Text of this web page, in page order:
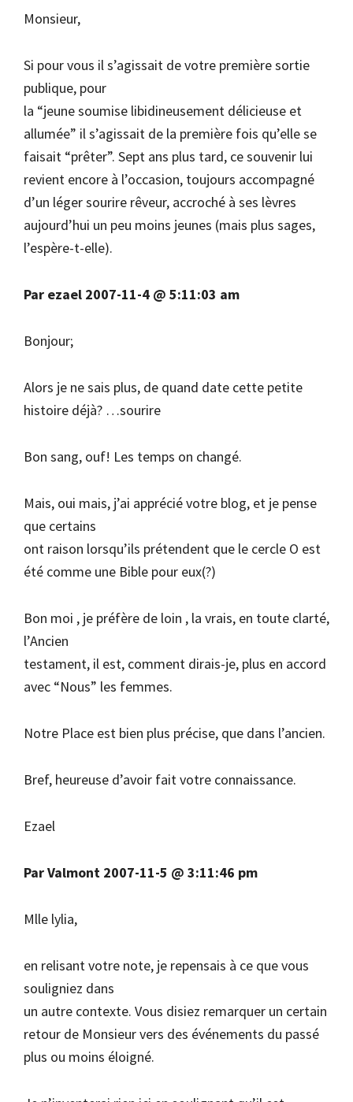
Monsieur,
Si pour vous il s’agissait de votre première sortie
publique, pour
la “jeune soumise libidineusement délicieuse et
allumée” il s’agissait de la première fois qu’elle se
faisait “prêter”. Sept ans plus tard, ce souvenir lui
revient encore à l’occasion, toujours accompagné
d’un léger sourire rêveur, accroché à ses lèvres
aujourd’hui un peu moins jeunes (mais plus sages,
l’espère-t-elle).
Par ezael 2007-11-4 @ 5:11:03 am
Bonjour;
Alors je ne sais plus, de quand date cette petite
histoire déjà? …sourire
Bon sang, ouf! Les temps on changé.
Mais, oui mais, j’ai apprécié votre blog, et je pense
que certains
ont raison lorsqu’ils prétendent que le cercle O est
été comme une Bible pour eux(?)
Bon moi , je préfère de loin , la vrais, en toute clarté,
l’Ancien
testament, il est, comment dirais-je, plus en accord
avec “Nous” les femmes.
Notre Place est bien plus précise, que dans l’ancien.
Bref, heureuse d’avoir fait votre connaissance.
Ezael
Par Valmont 2007-11-5 @ 3:11:46 pm
Mlle lylia,
en relisant votre note, je repensais à ce que vous
souligniez dans
un autre contexte. Vous disiez remarquer un certain
retour de Monsieur vers des événements du passé
plus ou moins éloigné.